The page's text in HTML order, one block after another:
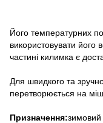
Його температурних
використовувати його
частині килимка є
Для швидкого та
перетворюється на
Призначення:зимовий